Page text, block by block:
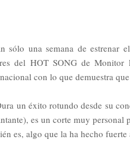
sólo una semana de estrenar
del HOT SONG de
con lo que demuestra
un éxito rotundo desde su
es un corte muy personal
es, algo que la ha hecho fuerte